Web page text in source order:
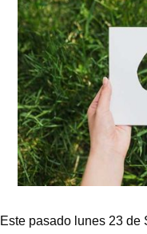
Este pasado lunes 23 de